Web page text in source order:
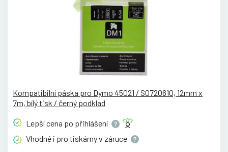
Kompatibilní páska pro Dymo 45021 / S0720610, 12mm x
7m, bílý tisk / černý podklad
Lepší cena po přihlášení
Vhodné i pro tiskárny v záruce